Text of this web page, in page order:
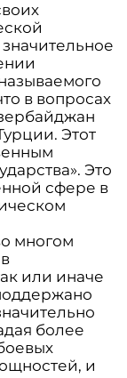
в вопросах
Этот
Это
сфере в
многом
или иначе
более
и